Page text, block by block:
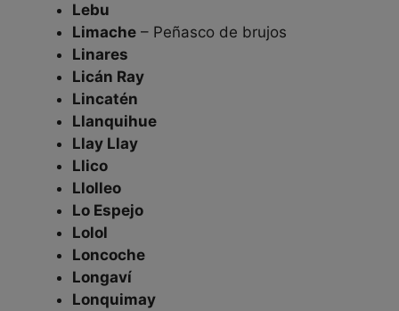
Lebu
Limache – Peñasco de brujos
Linares
Licán Ray
Lincatén
Llanquihue
Llay Llay
Llico
Llolleo
Lo Espejo
Lolol
Loncoche
Longaví
Lonquimay